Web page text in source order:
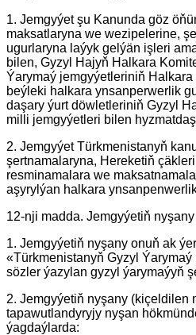
1. Jemgyýet şu Kanunda göz
maksatlaryna we wezipelerine,
ugurlaryna laýyk gelýän işleri
bilen, Gyzyl Hajyň Halkara
Ýarymaý jemgyýetleriniň
beýleki halkara ynsanperwerlik
daşary ýurt döwletleriniň Gyzyl
milli jemgyýetleri bilen
2. Jemgyýet Türkmenistanyň
şertnamalaryna, Hereketiň
resminamalara we
aşyrylýan halkara
12-nji madda. Jemgyýetiň nyşany
1. Jemgyýetiň nyşany onuň ak
«Türkmenistanyň Gyzyl
sözler ýazylan gyzyl ýarymaýyň
2. Jemgyýetiň nyşany (kiçeldilen
tapawutlandyryjy nyşan
ýagdaýlarda: